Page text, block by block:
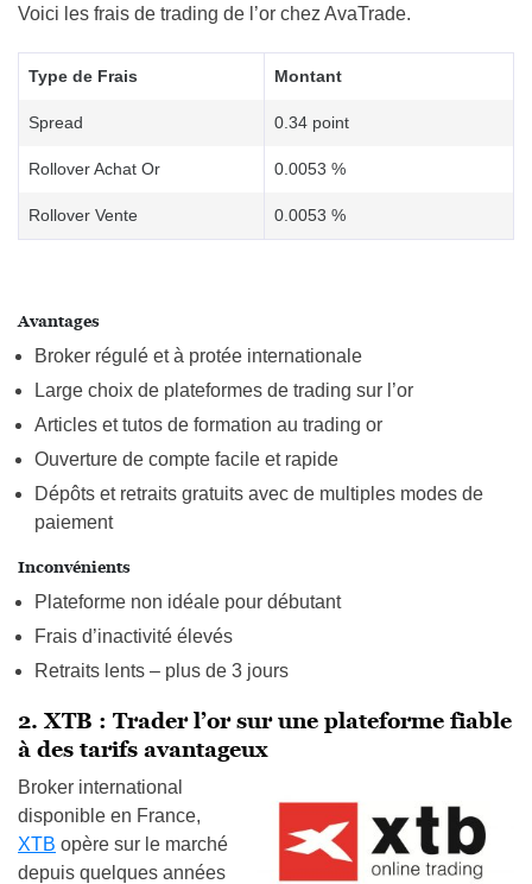
Voici les frais de trading de l’or chez AvaTrade.
Type de Frais Montant
Spread 0.34 point
Rollover Achat Or 0.0053 %
Rollover Vente 0.0053 %
Avantages
Broker régulé et à protée internationale
Large choix de plateformes de trading sur l’or
Articles et tutos de formation au trading or
Ouverture de compte facile et rapide
Dépôts et retraits gratuits avec de multiples modes de
paiement
Inconvénients
Plateforme non idéale pour débutant
Frais d’inactivité élevés
Retraits lents – plus de 3 jours
2. XTB : Trader l’or sur une plateforme fiable
à des tarifs avantageux
Broker international
disponible en France,
XTB opère sur le marché
depuis quelques années